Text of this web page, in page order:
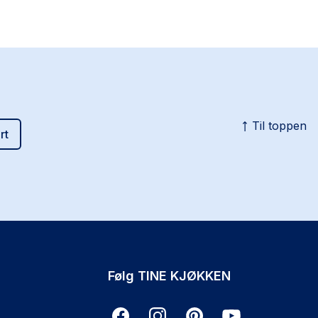
Til toppen
Følg TINE KJØKKEN